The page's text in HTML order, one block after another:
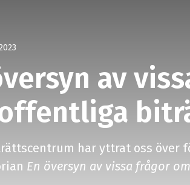
Ge
Lär
av
har yttrat oss över
En översyn av vissa frågor